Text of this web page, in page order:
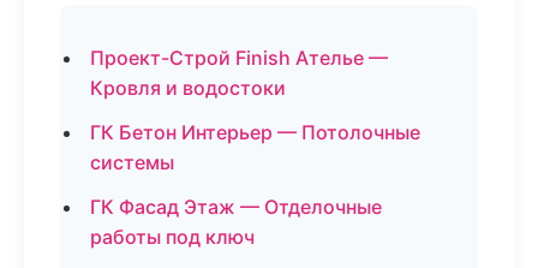
Проект-Строй Finish Ателье —
Кровля и водостоки
ГК Бетон Интерьер — Потолочные
системы
ГК Фасад Этаж — Отделочные
работы под ключ